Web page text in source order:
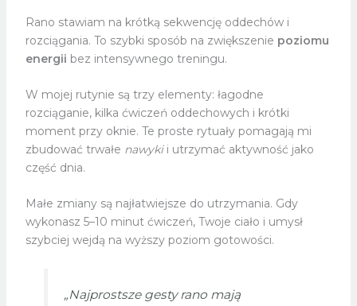
Rano stawiam na krótką sekwencję oddechów i
rozciągania. To szybki sposób na zwiększenie poziomu
energii bez intensywnego treningu.
W mojej rutynie są trzy elementy: łagodne
rozciąganie, kilka ćwiczeń oddechowych i krótki
moment przy oknie. Te proste rytuały pomagają mi
zbudować trwałe nawykii utrzymać aktywność jako
część dnia.
Małe zmiany są najłatwiejsze do utrzymania. Gdy
wykonasz 5–10 minut ćwiczeń, Twoje ciało i umysł
szybciej wejdą na wyższy poziom gotowości.
„Najprostsze gesty rano mają